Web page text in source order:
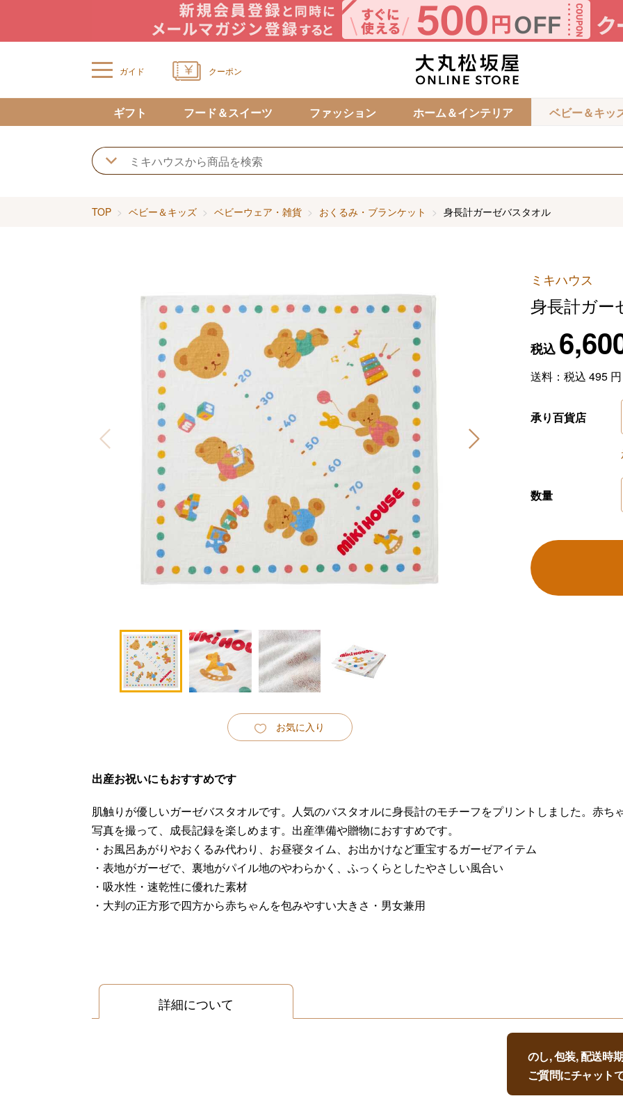
ガイド クーポン
カ
ギフト フード＆スイーツ ファッション ホーム＆インテリア ベビー＆キッ
TOP ベビー＆キッズ ベビーウェア・雑貨 おくるみ・ブランケット 身長計ガーゼバスタオル
お気に入り
ミキハウス
身長計ガー
税込
送料：税込 495円
承り百貨店
数量
出産お祝いにもおすすめです
肌触りが優しいガーゼバスタオルです。人気のバスタオルに身長計のモチーフをプリントしました。赤ち
写真を撮って、成長記録を楽しめます。出産準備や贈物におすすめです。
・お風呂あがりやおくるみ代わり、お昼寝タイム、お出かけなど重宝するガーゼアイテム
・表地がガーゼで、裏地がパイル地のやわらかく、ふっくらとしたやさしい風合い
・吸水性・速乾性に優れた素材
・大判の正方形で四方から赤ちゃんを包みやすい大きさ・男女兼用
詳細について
のし, 包装, 配送時
ご質問にチャット